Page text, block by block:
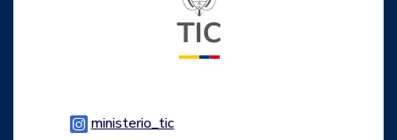
ministerio_ticLogo Instagram